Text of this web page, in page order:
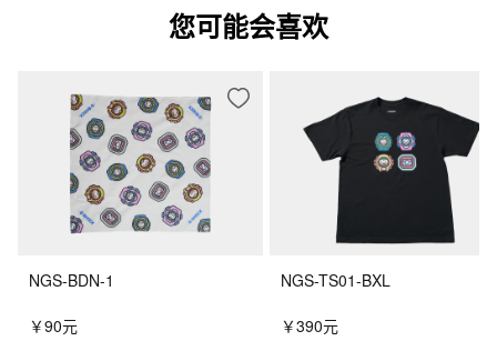
您可能会喜欢
NGS-BDN-1
￥90元
NGS-TS01-BXL
￥390元